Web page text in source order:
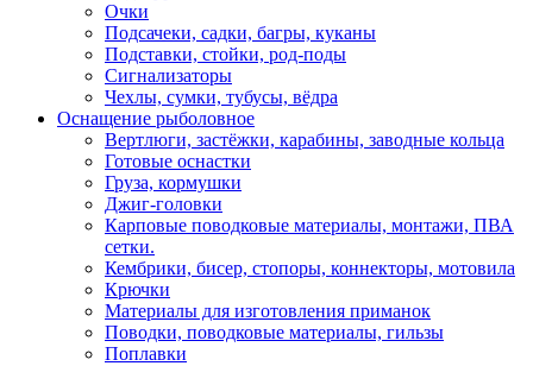
Очки
Подсачеки, садки, багры, куканы
Подставки, стойки, род-поды
Сигнализаторы
Чехлы, сумки, тубусы, вёдра
Оснащение рыболовное
Вертлюги, застёжки, карабины, заводные кольца
Готовые оснастки
Груза, кормушки
Джиг-головки
Карповые поводковые материалы, монтажи, ПВА
сетки.
Кембрики, бисер, стопоры, коннекторы, мотовила
Крючки
Материалы для изготовления приманок
Поводки, поводковые материалы, гильзы
Поплавки